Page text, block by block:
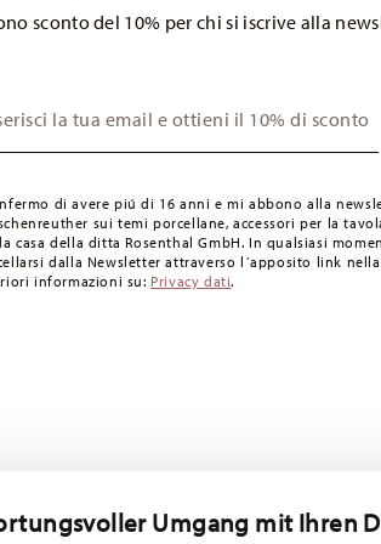
Umgang mit Ihren
le spese di spedizione. Per l'Italia, queste
Per le consegne nel Regno Unito, il
Le spedizioni in Svizzera sono gratuite per
spedizione in Italia:5-7 giorni lavorativi per
per altri paesiqui.
del servizio di spedizione:Spediamo con UPS
Riceverete un codice di tracciamento via
sconto del 10% per chi si iscrive alla
di avere piú di 16 anni e mi abbono alla
sui temi porcellane, accessori per la
casa della ditta Rosenthal GmbH. In qualsiasi
dalla Newsletter attraverso l´apposito link
informazioni su: Privacy dati.